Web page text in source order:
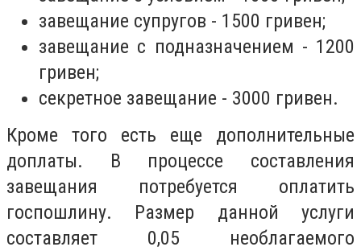
завещание супругов - 1500 гривен;
завещание с подназначением - 1200
гривен;
секретное завещание - 3000 гривен.
Кроме того есть еще дополнительные
доплаты. В процессе составления
завещания потребуется оплатить
госпошлину. Размер данной услуги
составляет 0,05 необлагаемого